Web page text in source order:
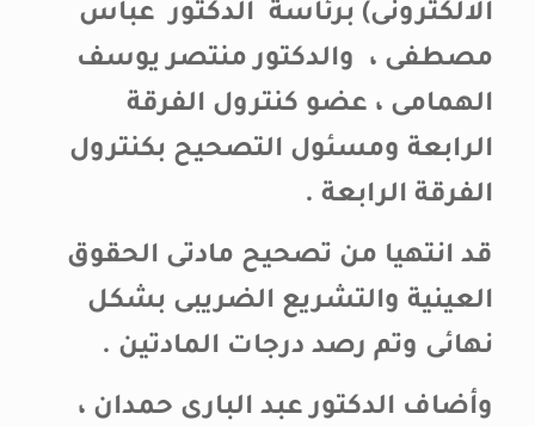
الالكترونى) برئاسة الدكتور عباس
مصطفى ، والدكتور منتصر يوسف
الهمامى ، عضو كنترول الفرقة
الرابعة ومسئول التصحيح بكنترول
الفرقة الرابعة .
قد انتهيا من تصحيح مادتى الحقوق
العينية والتشريع الضريبى بشكل
نهائى وتم رصد درجات المادتين .
وأضاف الدكتور عبد البارى حمدان ،